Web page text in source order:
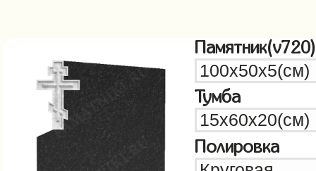
Памятник(v720)
Тумба
Полировка